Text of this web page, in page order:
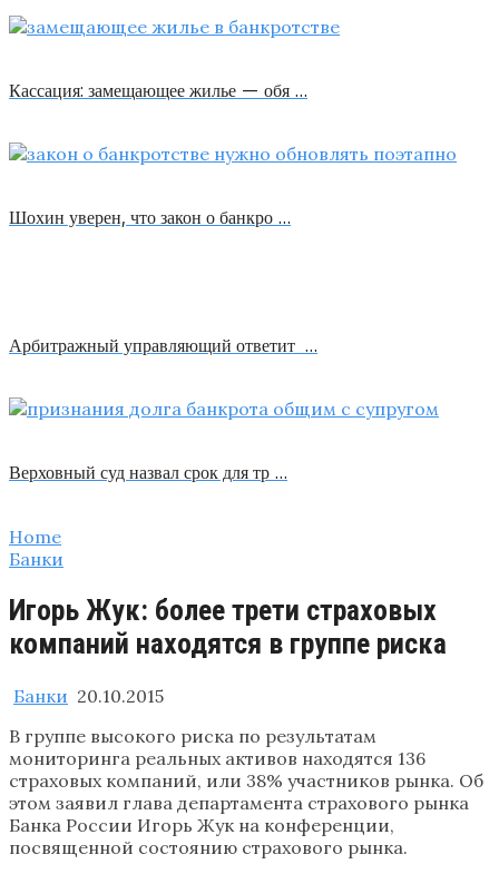
Кассация: замещающее жилье — обя …
Шохин уверен, что закон о банкро …
Арбитражный управляющий ответит …
Верховный суд назвал срок для тр …
Home
Банки
Игорь Жук: более трети страховых
компаний находятся в группе риска
Банки 20.10.2015
В группе высокого риска по результатам
мониторинга реальных активов находятся 136
страховых компаний, или 38% участников рынка. Об
этом заявил глава департамента страхового рынка
Банка России Игорь Жук на конференции,
посвященной состоянию страхового рынка.